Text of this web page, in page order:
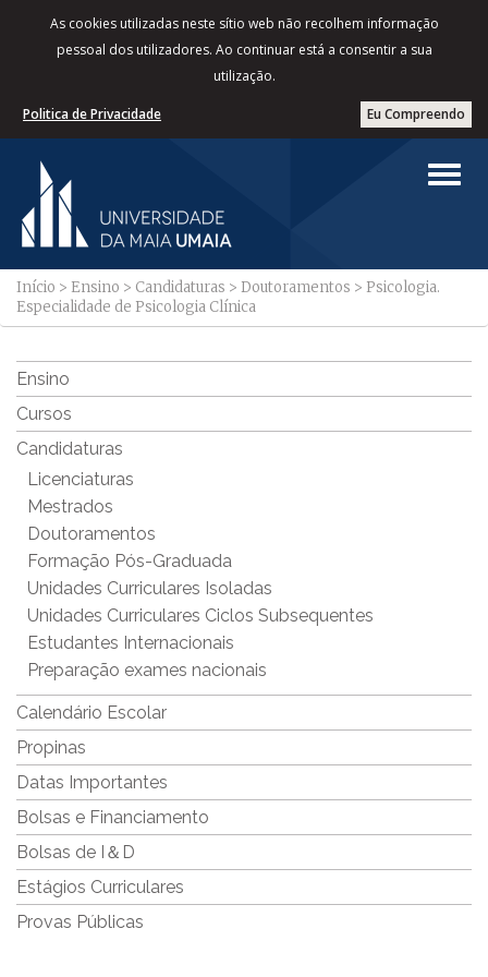
As cookies utilizadas neste sítio web não recolhem informação
pessoal dos utilizadores. Ao continuar está a consentir a sua
utilização.
Eu Compreendo
Politica de Privacidade
Início > Ensino > Candidaturas > Doutoramentos > Psicologia.
Especialidade de Psicologia Clínica
Ensino
Cursos
Candidaturas
Licenciaturas
Mestrados
Doutoramentos
Formação Pós-Graduada
Unidades Curriculares Isoladas
Unidades Curriculares Ciclos Subsequentes
Estudantes Internacionais
Preparação exames nacionais
Calendário Escolar
Propinas
Datas Importantes
Bolsas e Financiamento
Bolsas de I＆D
Estágios Curriculares
Provas Públicas